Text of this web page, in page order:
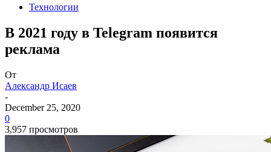
Технологии
В 2021 году в Telegram появится
реклама
От
Александр Исаев
-
December 25, 2020
0
3,957 просмотров